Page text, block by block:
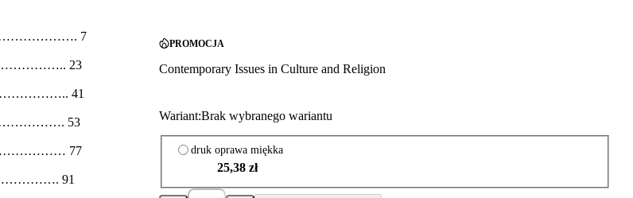
7
23
41
53
77
91
PROMOCJA
Contemporary Issues in Culture and Religion
Wariant:Brak wybranego wariantu
druk oprawa miękka
25,38 zł